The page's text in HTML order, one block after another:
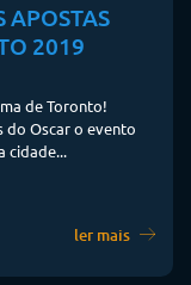
APOSTAS
2019
de Toronto!
Oscar o evento
cidade...
ler mais